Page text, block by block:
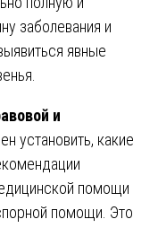
заболевания и
явные
и
установить, какие
помощи
помощи. Это